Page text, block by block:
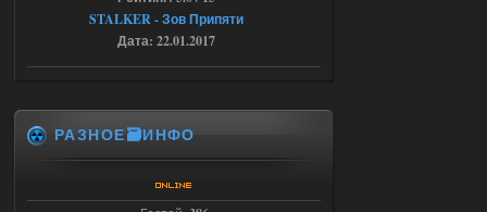
Доступно только для пользователей
Ответить ➤
01.08.2026
Oblivion Lost Remake 2.5 - OGSR
Engine
а где здесь огср? я на скринах
STALKER - Зов Припяти
Дата: 22.01.2017
РАЗНОЕ🗃️ИНФО